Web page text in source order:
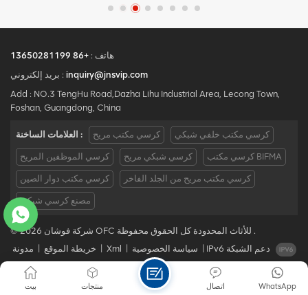
واحدة ، كمية كبيرة مع خصم
كبير.الخدمة المخصصة مع
هاتف : +86 13650281199
بريد إلكتروني : inquiry@jnsvip.com
Add : NO.3 TengHu Road,Dazha Lihu Industrial Area, Lecong Town,
Foshan, Guangdong, China
العلامات الساخنة : كرسي مكتب مريح كرسي مكتب خلفي شبكي
كرسي الموظفين المريح كرسي شبكي مريح كرسي مكتب BIFMA
كرسي مكتب دوار الصين كرسي مكتب مريح من الجلد الفاخر
مصنع كرسي شبكي
© 2026 شركة فوشان OFC للأثاث المحدودة كل الحقوق محفوظة .
مدونة
خريطة الموقع Xml سياسة الخصوصية
بيت منتجات WhatsApp اتصال